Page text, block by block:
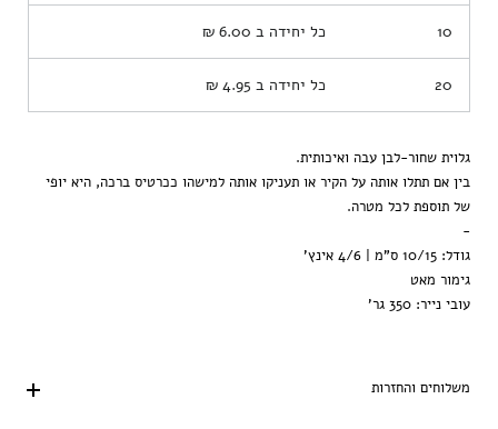
10 כל יחידה ב 6.00 ₪
20 כל יחידה ב 4.95 ₪
גלוית שחור-לבן עבה ואיכותית.
בין אם תתלו אותה על הקיר או תעניקו אותה למישהו ככרטיס ברכה, היא יופי
של תוספת לכל מטרה.
-
גודל: 10/15 ס"מ | 4/6 אינץ'
גימור מאט
עובי נייר: 350 גר'
משלוחים והחזרות